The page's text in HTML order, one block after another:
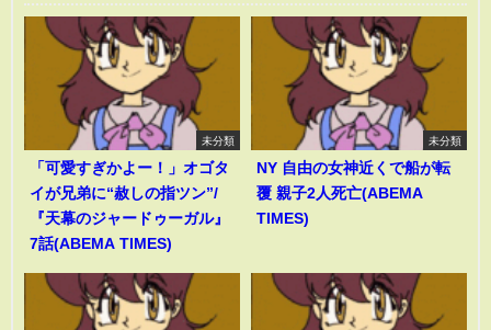
未分類
「可愛すぎかよー！」オゴタ
イが兄弟に“赦しの指ツン”/
『天幕のジャードゥーガル』
7話(ABEMA TIMES)
未分類
NY 自由の女神近くで船が転
覆 親子2人死亡(ABEMA
TIMES)